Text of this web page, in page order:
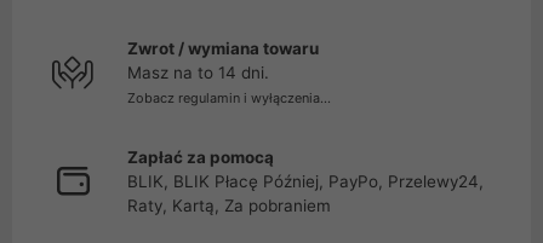
Zwrot / wymiana towaru
Masz na to 14 dni.
Zobacz regulamin i wyłączenia...
Zapłać za pomocą
BLIK, BLIK Płacę Później, PayPo, Przelewy24,
Raty, Kartą, Za pobraniem